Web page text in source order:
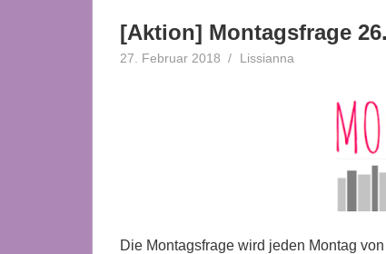
[Aktion] Montagsfrage
27. Februar 2018 Lissianna
Die Montagsfrage wird jeden Montag